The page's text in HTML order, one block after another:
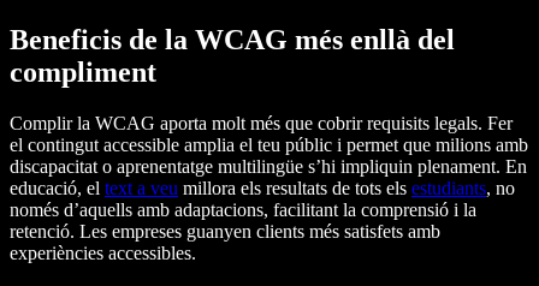
Beneficis de la WCAG més enllà del
compliment
Complir la WCAG aporta molt més que cobrir requisits legals. Fer
el contingut accessible amplia el teu públic i permet que milions amb
discapacitat o aprenentatge multilingüe s’hi impliquin plenament. En
educació, el text a veu millora els resultats de tots els estudiants, no
només d’aquells amb adaptacions, facilitant la comprensió i la
retenció. Les empreses guanyen clients més satisfets amb
experiències accessibles.